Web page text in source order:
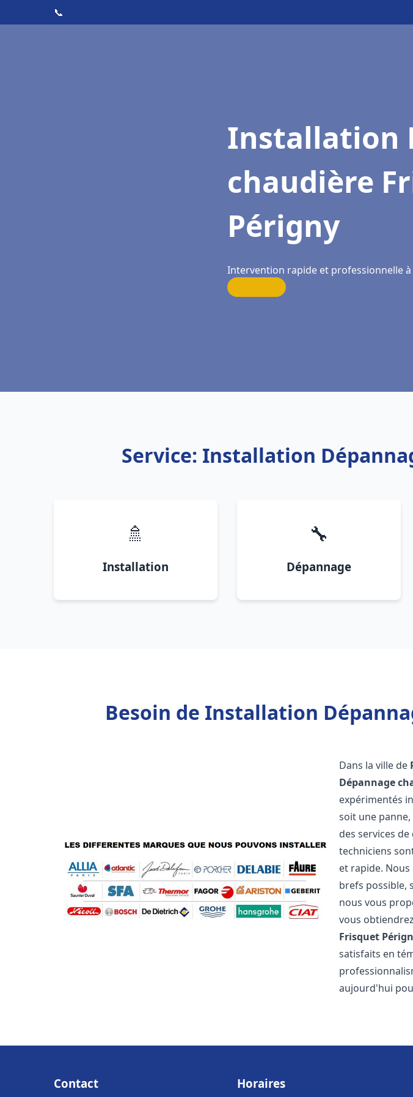
📞
Installation
chaudière
Périgny
Intervention rapide et professionnelle à
Service: Installation
🚿
Installation
🔧
Dépannage
Besoin de Installation
Dans la ville de
Dépannage
expérimentés
soit une
des services
techniciens
et rapide.
brefs possible,
nous vous
vous
Frisquet
satisfaits en
aujourd'hui
Contact Horaires